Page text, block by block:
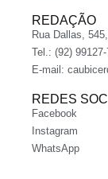
REDAÇÃO
Rua Dallas,
Tel.: (92)
E-mail:
REDES
Facebook
Instagram
WhatsApp